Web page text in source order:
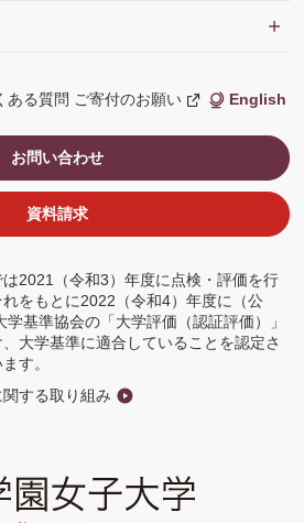
は2021（令和3）年度に点検・評価を行
れをもとに2022（令和4）年度に（公
学基準協会の「大学評価（認証評価）」
、大学基準に適合していることを認定さ
す。
する取り組み
ある質問 ご寄付のお願い
新
し
ン
ド
開
English
お問い合わせ
資料請求